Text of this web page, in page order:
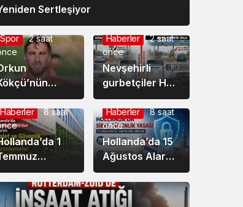
Sertleşiyor
Spor
2 saat
Ozan
Kökçü de
giyiyor
Haberler
2 saat
önce
Nevşehirli
gurbetçiler HGS
sistemindeki
hatanın kurbanı
oldu: Ödediği
ücreti görünce
şaşırdı, kaldı!
Haberler
8 saat
1
Adalet
Güvenlik
Haberler
8 saat
önce
Hollanda’da 15
Ağustos Alarmı:
Yüzlerce
Kuruluş İçin
Siber Güvenlik